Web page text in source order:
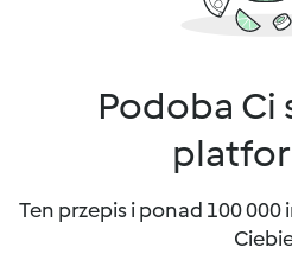
Podoba Ci
Ten przepis i ponad 100